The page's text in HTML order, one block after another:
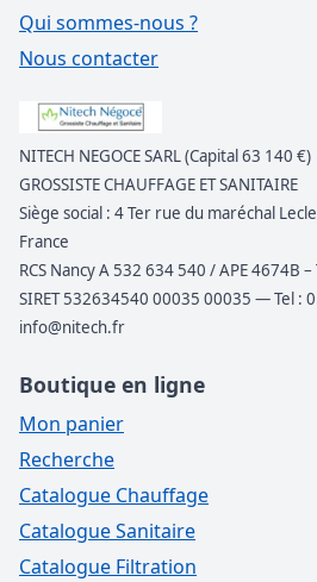
Qui sommes-nous ?
Nous contacter
NITECH NEGOCE SARL (Capital 63 140 €)
GROSSISTE CHAUFFAGE ET SANITAIRE
Siège social : 4 Ter rue du maréchal
France
RCS Nancy A 532 634 540 / APE 4674B
SIRET 532634540 00035 00035 — Tel :
info@nitech.fr
Boutique en ligne
Mon panier
Recherche
Catalogue Chauffage
Catalogue Sanitaire
Catalogue Filtration